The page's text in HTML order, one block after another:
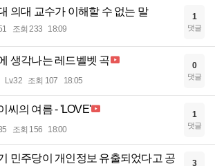
의대 교수가 이해할 수 없는 말
조회 233 18:09
1
댓글
생각나는 레드벨벳 곡
Lv.32 조회 107 18:05
0
댓글
씨의 여름 - 'LOVE'
조회 156 18:00
1
댓글
민주당이 개인정보 유출되었다고 공 3